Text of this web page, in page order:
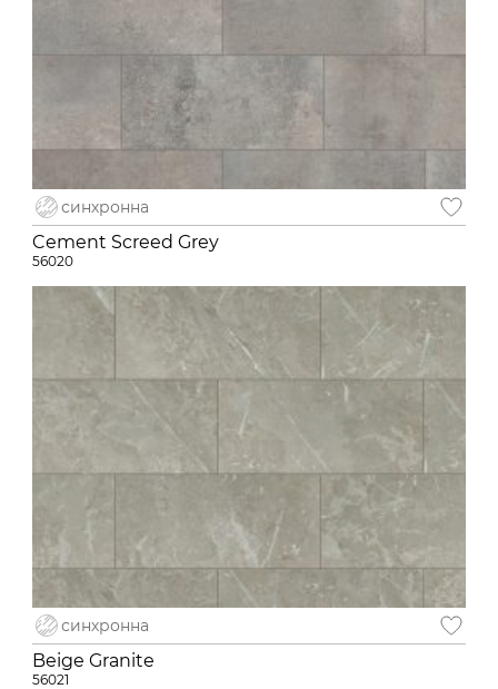
синхронна
Cement Screed Grey
56020
синхронна
Beige Granite
56021